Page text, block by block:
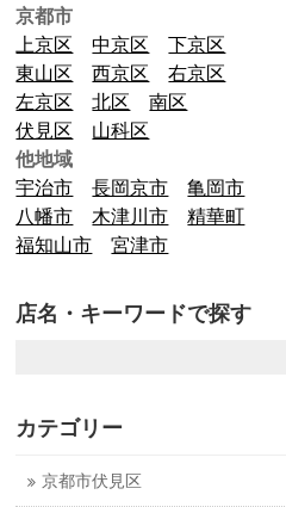
京都市
上京区
中京区
下京区
東山区
西京区
右京区
左京区
北区
南区
伏見区
山科区
他地域
宇治市
長岡京市
亀岡市
八幡市
木津川市
精華町
福知山市
宮津市
店名・キーワードで探す
カテゴリー
京都市伏見区